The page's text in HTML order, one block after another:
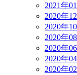
2021年
2020年
2020年
2020年
2020年
2020年
2020年